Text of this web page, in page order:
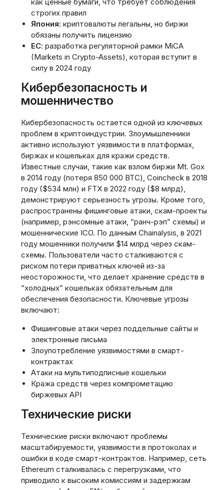
строгих правил
Япония: криптовалюты легальны, но биржи
обязаны получить лицензию
ЕС: разработка регуляторной рамки MiCA
(Markets in Crypto-Assets), которая вступит в
силу в 2024 году
Кибербезопасность и
мошенничество
Кибербезопасность остается одной из ключевых
проблем в криптоиндустрии. Злоумышленники
активно используют уязвимости в платформах,
биржах и кошельках для кражи средств.
Известные случаи, такие как взлом биржи Mt. Gox
в 2014 году (потеря 850 000 BTC), Coincheck в 2018
году ($534 млн) и FTX в 2022 году ($8 млрд),
демонстрируют серьезность угрозы. Кроме того,
распространены фишинговые атаки, скам-проекты
(например, рэнсомные атаки, “ранч-рэп” схемы) и
мошеннические ICO. По данным Chainalysis, в 2021
году мошенники получили $14 млрд через скам-
схемы. Пользователи часто сталкиваются с
риском потери приватных ключей из-за
неосторожности, что делает хранение средств в
“холодных” кошельках обязательным для
обеспечения безопасности. Ключевые угрозы
включают:
Фишинговые атаки через поддельные сайты и
электронные письма
Злоупотребление уязвимостями в смарт-
контрактах
Атаки на мультиподписные кошельки
Кража средств через компрометацию
биржевых API
Технические риски
Технические риски включают проблемы
масштабируемости, уязвимости в протоколах и
ошибки в коде смарт-контрактов. Например, сеть
Ethereum сталкивалась с перегрузками, что
приводило к высоким комиссиям и задержкам